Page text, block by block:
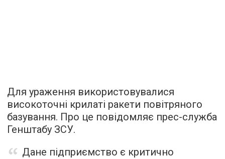
Для ураження використовувалися
високоточні крилаті ракети повітряного
базування. Про це повідомляє прес-служба
Генштабу ЗСУ.
Дане підприємство є критично